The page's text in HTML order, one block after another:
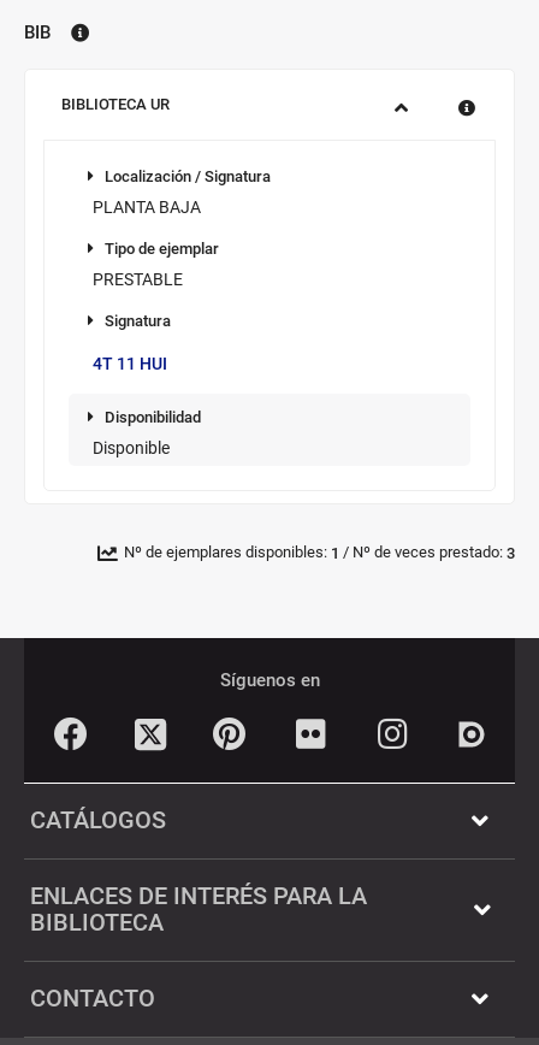
Biblioteca:
BIB
Sucursal:
BIBLIOTECA UR
disponibles
Localización
Tipo de
Signatura/sup.
Localización / Signatura
PLANTA BAJA
Tipo de ejemplar
PRESTABLE
Signatura
4T 11 HUI
Disponibilidad
Disponible
Nº de ejemplares disponibles: 1 / Nº de veces prestado: 3
Síguenos en
CATÁLOGOS
ENLACES DE INTERÉS PARA LA
BIBLIOTECA
CONTACTO